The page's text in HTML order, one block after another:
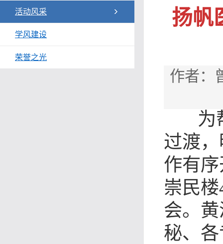
活动风采
学风建设
荣誉之光
扬帆
作者：
为
过渡
作有
崇民
会。
秘、